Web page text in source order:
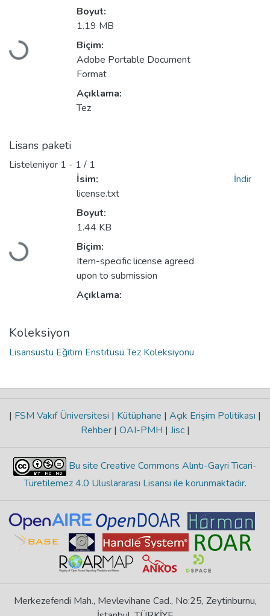
Yükleniyor...
Boyut:
1.19 MB
Biçim:
Adobe Portable Document
Format
Açıklama:
Tez
Lisans paketi
Listeleniyor 1 - 1 / 1
Yükleniyor...
İsim:
license.txt
Boyut:
1.44 KB
Biçim:
Item-specific license agreed
upon to submission
Açıklama:
İndir
Koleksiyon
Lisansüstü Eğitim Enstitüsü Tez Koleksiyonu
| FSM Vakıf Üniversitesi | Kütüphane | Açık Erişim Politikası |
Rehber | OAI-PMH | Jisc |
Bu site Creative Commons Alıntı-Gayri Ticari-
Türetilemez 4.0 Uluslararası Lisansı ile korunmaktadır.
Merkezefendi Mah., Mevlevihane Cad., No:25, Zeytinburnu,